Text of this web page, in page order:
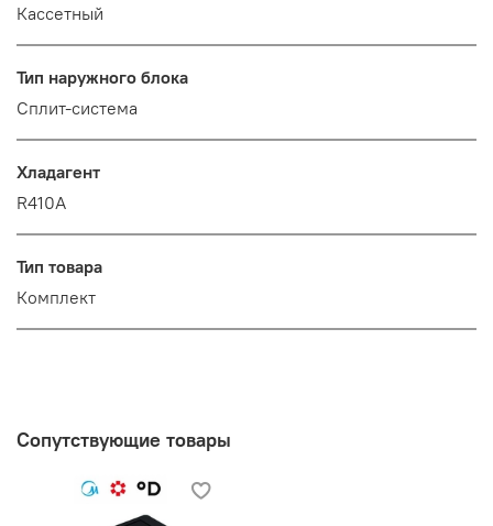
Кассетный
Тип наружного блока
Сплит-система
Хладагент
R410A
Тип товара
Комплект
Сопутствующие товары